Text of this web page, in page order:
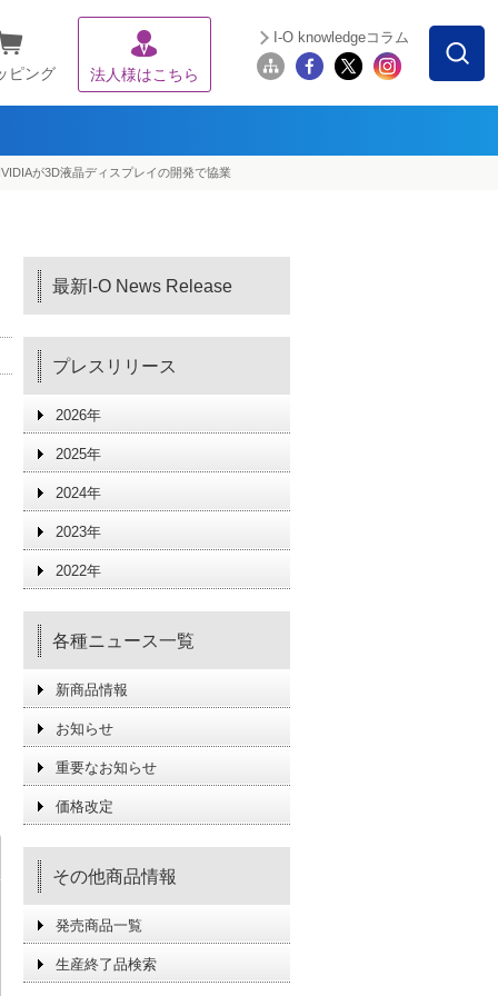
ピング 法人様はこちら
I-O knowledgeコラム
が3D液晶ディスプレイの開発で協業
最新I-O News Release
プレスリリース
2026年
2025年
2024年
2023年
2022年
各種ニュース一覧
新商品情報
お知らせ
重要なお知らせ
価格改定
その他商品情報
発売商品一覧
生産終了品検索